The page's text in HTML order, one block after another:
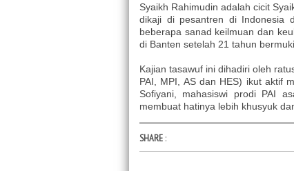
Syaikh Rahimudin adalah cicit
dikaji di pesantren di Indonesia
beberapa sanad keilmuan dan
di Banten setelah 21 tahun
Kajian tasawuf ini dihadiri oleh
PAI, MPI, AS dan HES) ikut aktif
Sofiyani, mahasiswi prodi PAI
membuat hatinya lebih khusyuk
SHARE :